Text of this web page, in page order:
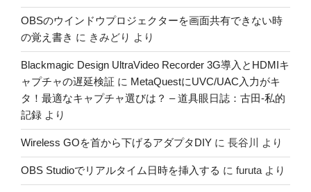
OBSのウインドウプロジェクターを画面共有できない時
の覚え書き に きみどり より
Blackmagic Design UltraVideo Recorder 3G導入とHDMIキ
ャプチャの遅延検証 に MetaQuestにUVC/UAC入力がキ
タ！最適なキャプチャ選びは？ – 道具眼日誌：古田-私的
記録 より
Wireless GOを首から下げるアダプタDIY に 長谷川 より
OBS Studioでリアルタイム日時を挿入する に furuta より